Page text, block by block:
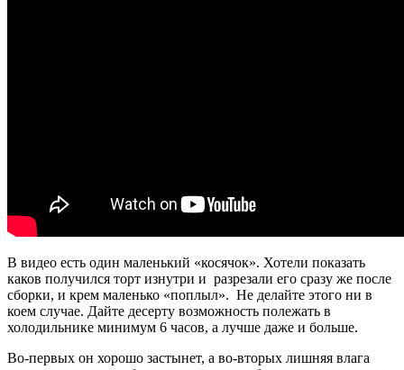
В видео есть один маленький «косячок». Хотели показать
каков получился торт изнутри и разрезали его сразу же после
сборки, и крем маленько «поплыл». Не делайте этого ни в
коем случае. Дайте десерту возможность полежать в
холодильнике минимум 6 часов, а лучше даже и больше.
Во-первых он хорошо застынет, а во-вторых лишняя влага